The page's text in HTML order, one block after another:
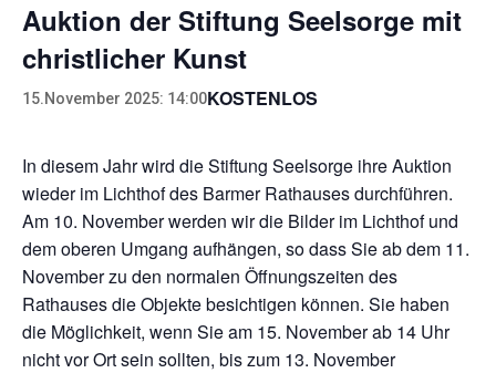
Auktion der Stiftung Seelsorge mit
christlicher Kunst
15.November 2025: 14:00KOSTENLOS
In diesem Jahr wird die Stiftung Seelsorge ihre Auktion
wieder im Lichthof des Barmer Rathauses durchführen.
Am 10. November werden wir die Bilder im Lichthof und
dem oberen Umgang aufhängen, so dass Sie ab dem 11.
November zu den normalen Öffnungszeiten des
Rathauses die Objekte besichtigen können. Sie haben
die Möglichkeit, wenn Sie am 15. November ab 14 Uhr
nicht vor Ort sein sollten, bis zum 13. November